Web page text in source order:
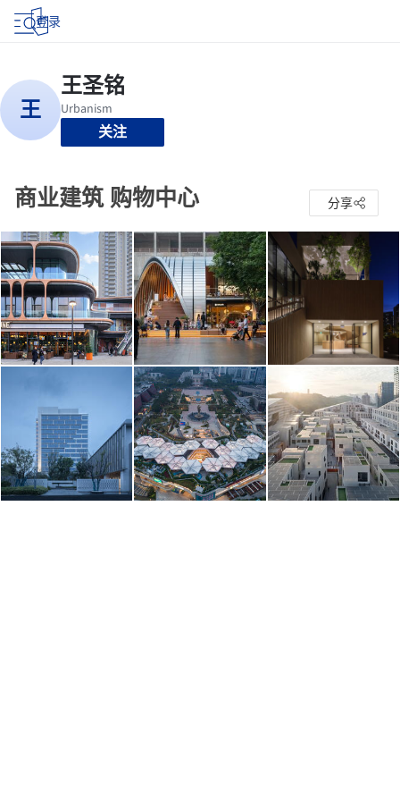
登录
关注
商业建筑 购物中心 分享